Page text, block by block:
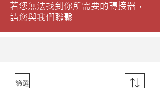
​若您無法找到你所需要的轉接器，
請您與我們聯繫
篩選